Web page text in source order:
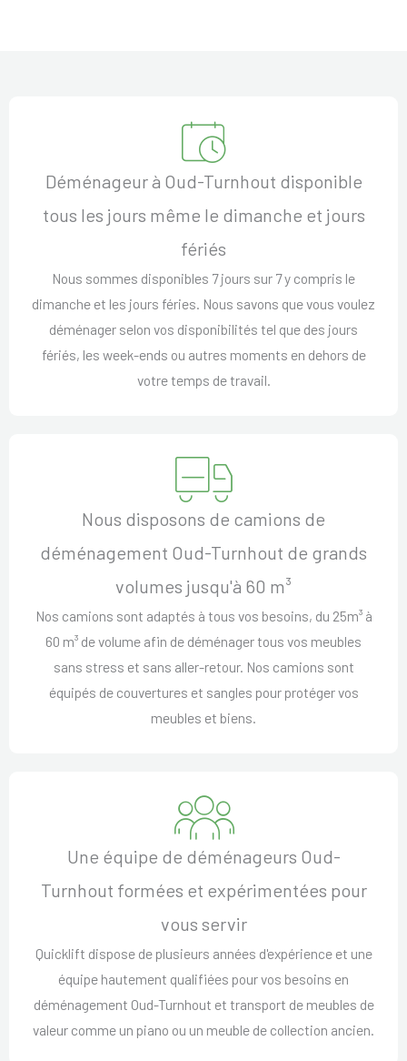
Déménageur à Oud-Turnhout disponible
tous les jours même le dimanche et jours
fériés
Nous sommes disponibles 7 jours sur 7 y compris le
dimanche et les jours féries. Nous savons que vous voulez
déménager selon vos disponibilités tel que des jours
fériés, les week-ends ou autres moments en dehors de
votre temps de travail.
Nous disposons de camions de
déménagement Oud-Turnhout de grands
volumes jusqu'à 60 m³
Nos camions sont adaptés à tous vos besoins, du 25m³ à
60 m³ de volume afin de déménager tous vos meubles
sans stress et sans aller-retour. Nos camions sont
équipés de couvertures et sangles pour protéger vos
meubles et biens.
Une équipe de déménageurs Oud-
Turnhout formées et expérimentées pour
vous servir
Quicklift dispose de plusieurs années d'expérience et une
équipe hautement qualifiées pour vos besoins en
déménagement Oud-Turnhout et transport de meubles de
valeur comme un piano ou un meuble de collection ancien.